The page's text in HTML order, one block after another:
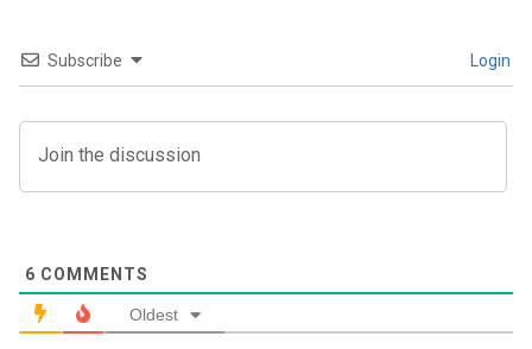
Subscribe Login
6 COMMENTS
Oldest